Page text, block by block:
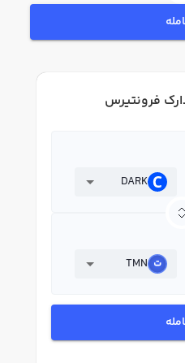
فرونتیرس
DARK
TMN